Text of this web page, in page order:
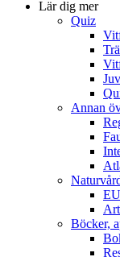
Lär dig mer
Quiz
Annan
Böcker,